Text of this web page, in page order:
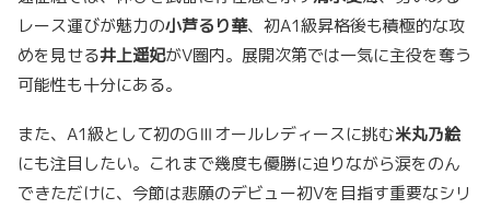
レース運びが魅力の小芦るり華、初A1級昇格後も積極的な攻
めを見せる井上遥妃がV圏内。展開次第では一気に主役を奪う
可能性も十分にある。
また、A1級として初のGⅢオールレディースに挑む米丸乃絵
にも注目したい。これまで幾度も優勝に迫りながら涙をのん
できただけに、今節は悲願のデビュー初Vを目指す重要なシリ